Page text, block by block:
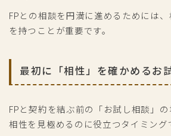
FPとの相談を円満に進めるためには
を持つことが重要です。
最初に「相性」を確かめるお
FPと契約を結ぶ前の「お試し相談」の
相性を見極めるのに役立つタイミング